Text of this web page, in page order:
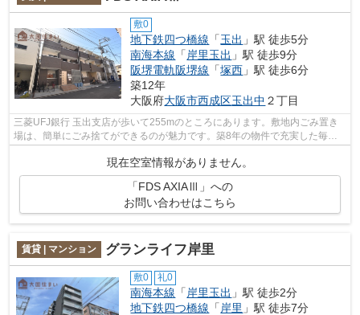
敷0
地下鉄四つ橋線 「玉出 」駅 徒歩5分
南海本線 「岸里玉出 」駅 徒歩9分
阪堺電軌阪堺線 「塚西 」駅 徒歩6分
築12年
大阪府大阪市西成区玉出中 ２丁目
三菱UFJ銀行 玉出支店が歩いて255mのところにあります。敷地内ごみ置き
場は、簡単にごみ捨てができるのが魅力です。築8年の物件で充実した毎日
現在空室情報がありません。
「FDS AXIAⅢ」への
お問い合わせはこちら
賃貸 | マンション グランライフ岸里
敷0 礼0
南海本線 「 岸里玉出 」駅 徒歩2分
地下鉄四つ橋線 「 岸里 」駅 徒歩7分